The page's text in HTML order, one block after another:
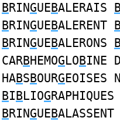
BRINGUEBALERAIS B
BRINGUEBALERENT B
BRINGUEBALERONS B
CARBHEMOGLOBINE
HABSBOURGEOISES
BIBLIOGRAPHIQUES
BRINGUEBALASSENT